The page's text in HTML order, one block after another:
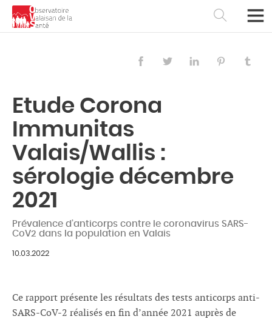
Etude Corona
Immunitas
Valais/Wallis :
sérologie décembre
2021
Prévalence d’anticorps contre le coronavirus SARS-
CoV2 dans la population en Valais
10.03.2022
Ce rapport présente les résultats des tests anticorps anti-
SARS-CoV-2 réalisés en fin d’année 2021 auprès de